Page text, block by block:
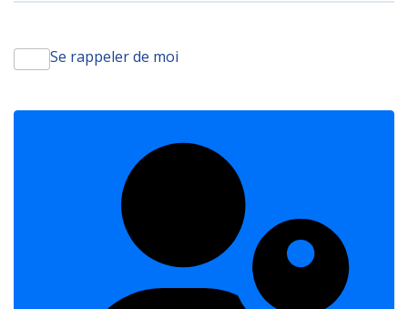
Se rappeler de moi